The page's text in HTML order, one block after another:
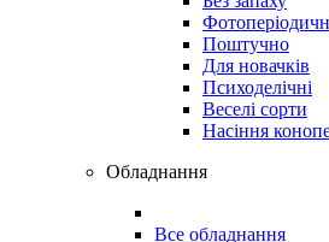
Поштучно
Для новачків
Психоделічні
Веселі сорти
Насіння
Обладнання
Все обладнання